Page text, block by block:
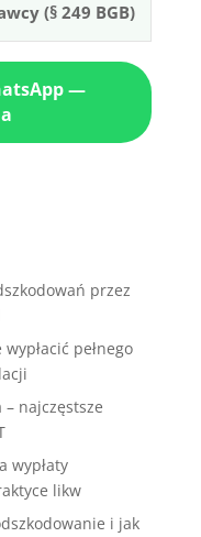
(§ 249 BGB)
—
przez
pełnego
najczęstsze
wypłaty
likw
i jak